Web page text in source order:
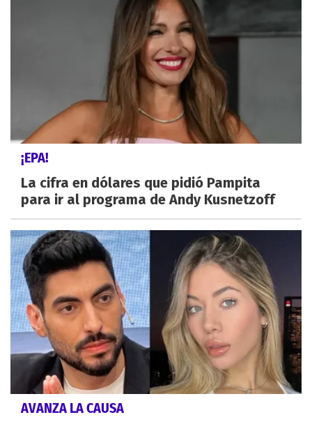
¡EPA!
La cifra en dólares que pidió Pampita
para ir al programa de Andy Kusnetzoff
AVANZA LA CAUSA